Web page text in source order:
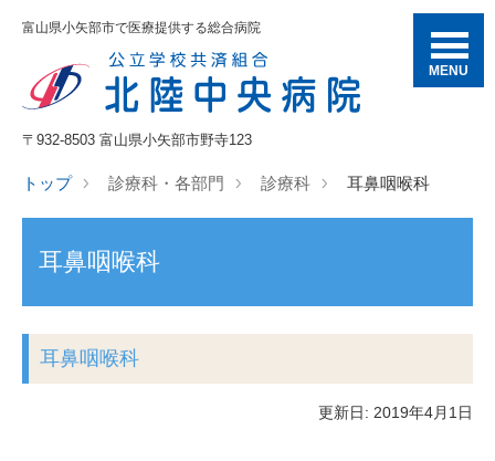
富山県小矢部市で医療提供する総合病院
MENU
〒932-8503 富山県小矢部市野寺123
トップ 診療科・各部門 診療科 耳鼻咽喉科
耳鼻咽喉科
耳鼻咽喉科
更新日: 2019年4月1日